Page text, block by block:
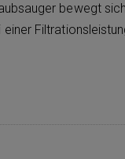
bewegt